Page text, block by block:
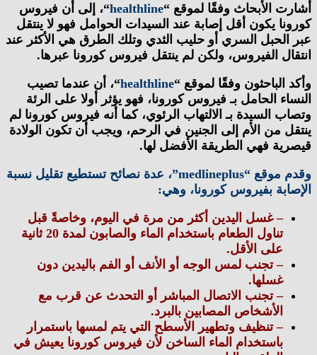
الأبحاث وفقًا لموقع “healthline“، إلى أن فيروس
يكون أقل إصابة عند السيدات الحوامل فهو لا ينتقل
السري أو حليب الثدي وتلك الطرق هي الأكثر عند
الفيروس، ولكن لم ينتقل فيروس كورونا عبرها.
وفقًا لموقع “healthline“، أن عندما تصيب
الحامل بـ فيروس كورونا، فهو يؤثر أولا على الرئة
السيدة بـ الالتهاب الرئوي، كما أنه فيروس كورونا لم
من الأم إلى الجنين في الرحم، ويجب أن تكون الولادة
فهي الطريقة الأفضل لها.
وقدم موقع “medlineplus”، عدة نصائح تستطيع تقليل نسبة
بفيروس كورونا، وهي:
– غسل اليدين أكثر من مرة في اليوم، وخاصةً قبل
تناول الطعام باستخدام الماء والصابون لمدة 20 ثانية
على الأقل.
– تجنب لمس الوجه أو الأنف أو الفم باليدين دون
غسلها.
– تجنب الاتصال المباشر أو التحدث عن قرب مع
الأشخاص المصابين بالبرد.
– تنظيف وتطهير الأسطح التي يتم لمسها باستمرار
باستخدام الماء الساخن لأن فيروس كورونا يعيش في